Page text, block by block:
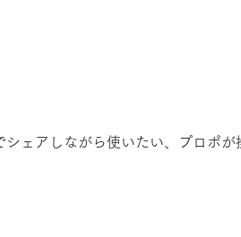
ェアしながら使いたい、プロポが